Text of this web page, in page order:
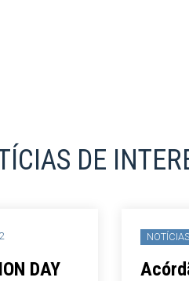
DE
DAY
NOTÍCIAS